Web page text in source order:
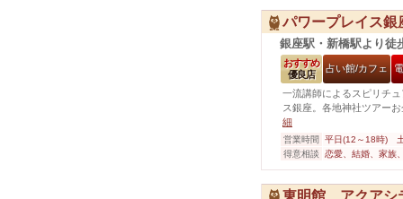
パワープレイス銀
銀座駅・新橋駅より徒
おすすめ
優良店
占い館/カフェ
一流講師によるスピリチ
ス銀座。各地神社ツアー
細
営業時間
平日(12～18時)
得意相談
恋愛、結婚、家族
東明館 アクアシ